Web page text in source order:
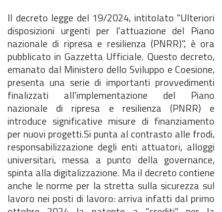
Il decreto legge del 19/2024, intitolato "Ulteriori
disposizioni urgenti per l'attuazione del Piano
nazionale di ripresa e resilienza (PNRR)", è ora
pubblicato in Gazzetta Ufficiale. Questo decreto,
emanato dal Ministero dello Sviluppo e Coesione,
presenta una serie di importanti provvedimenti
finalizzati all'implementazione del Piano
nazionale di ripresa e resilienza (PNRR) e
introduce significative misure di finanziamento
per nuovi progetti.Si punta al contrasto alle frodi,
responsabilizzazione degli enti attuatori, alloggi
universitari, messa a punto della governance,
spinta alla digitalizzazione. Ma il decreto contiene
anche le norme per la stretta sulla sicurezza sul
lavoro nei posti di lavoro: arriva infatti dal primo